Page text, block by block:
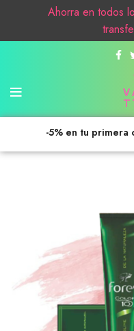
-5% en tu primera
Ahorra en todos